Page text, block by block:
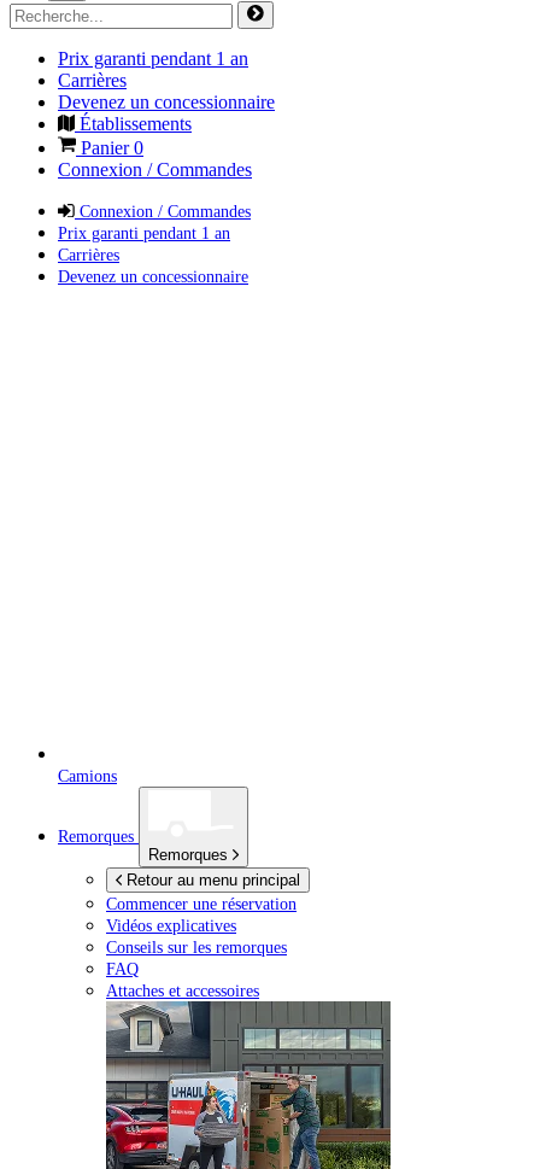
Prix garanti pendant 1 an
Carrières
Devenez un concessionnaire
Établissements
Panier0
Connexion / Commandes
Connexion / Commandes
Prix garanti pendant 1 an
Carrières
Devenez un concessionnaire
Camions
Remorques
Remorques
Retour au menu principal
Commencer une réservation
Vidéos explicatives
Conseils sur les remorques
FAQ
Attaches et accessoires